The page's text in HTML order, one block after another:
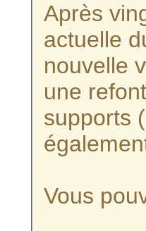
Après
actuelle
nouvelle
une
supports
Vous